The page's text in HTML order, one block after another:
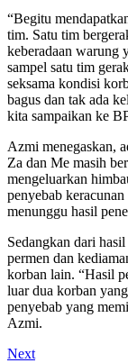
“Begitu
tim. Satu tim
keberadaan warung
sampel satu tim
seksama kondisi
bagus dan tak ada
kita sampaikan ke
Azmi menegaskan,
Za dan Me masih
mengeluarkan
penyebab
menunggu hasil
Sedangkan dari
permen dan
korban lain. “Hasil
luar dua korban
penyebab yang
Azmi.
Next